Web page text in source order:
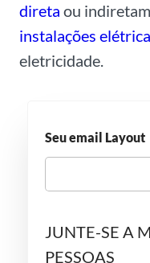
direta ou
instalações
eletricidade.
Seu email Layout
JUNTE-SE A
PESSOAS